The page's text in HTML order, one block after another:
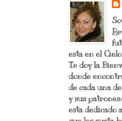
esta en el
Te doy la
donde
de cada una
y sus
esta dedicado